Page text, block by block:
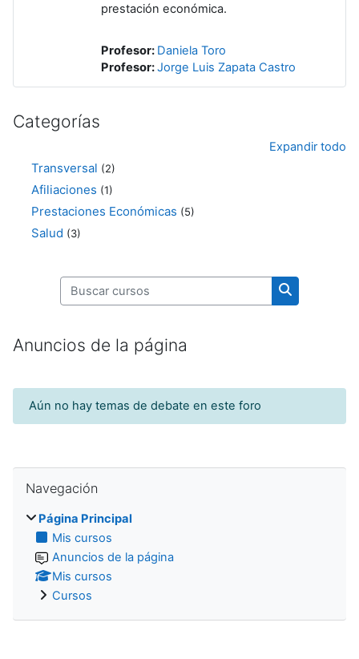
prestación económica.
Profesor: Daniela Toro
Profesor:Jorge Luis Zapata Castro
Categorías
Expandir todo
Transversal (2)
Afiliaciones (1)
Prestaciones Económicas (5)
Salud (3)
Buscar cursos
Buscar
Anuncios de la página
Aún no hay temas de debate en este foro
Navegación
Página Principal
Mis cursos
Anuncios de la página
Mis cursos
Cursos